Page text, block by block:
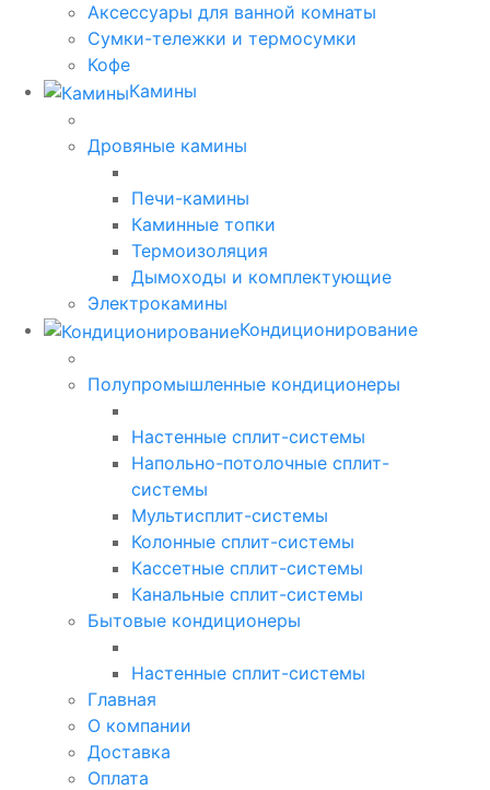
Аксессуары для ванной комнаты
Сумки-тележки и термосумки
Кофе
Камины
Дровяные камины
Печи-камины
Каминные топки
Термоизоляция
Дымоходы и комплектующие
Электрокамины
Кондиционирование
Полупромышленные кондиционеры
Настенные сплит-системы
Напольно-потолочные сплит-
системы
Мультисплит-системы
Колонные сплит-системы
Кассетные сплит-системы
Канальные сплит-системы
Бытовые кондиционеры
Настенные сплит-системы
Главная
О компании
Доставка
Оплата